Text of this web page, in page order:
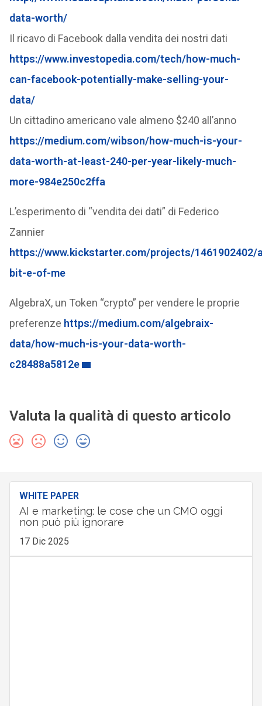
data-worth/
Il ricavo di Facebook dalla vendita dei nostri dati
https://www.investopedia.com/tech/how-much-
can-facebook-potentially-make-selling-your-
data/
Un cittadino americano vale almeno $240 all’anno
https://medium.com/wibson/how-much-is-your-
data-worth-at-least-240-per-year-likely-much-
more-984e250c2ffa
L’esperimento di “vendita dei dati” di Federico
Zannier
https://www.kickstarter.com/projects/1461902402/
bit-e-of-me
AlgebraX, un Token “crypto” per vendere le proprie
preferenze https://medium.com/algebraix-
data/how-much-is-your-data-worth-
c28488a5812e
Valuta la qualità di questo articolo
WHITE PAPER
AI e marketing: le cose che un CMO oggi
non può più ignorare
17 Dic 2025